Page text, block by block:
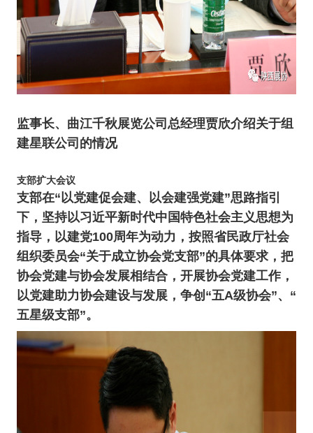
监事长、曲江千秋展览公司总经理贾欣介绍关于组
建星联公司的情况
支部扩大会议
支部在“以党建促会建、以会建强党建”思路指引
下，坚持以习近平新时代中国特色社会主义思想为
指导，以建党100周年为动力，按照省民政厅社会
组织委员会“关于成立协会党支部”的具体要求，把
协会党建与协会发展相结合，开展协会党建工作，
以党建助力协会建设与发展，争创“五A级协会”、“
五星级支部”。